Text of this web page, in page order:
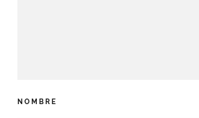
NOMBRE